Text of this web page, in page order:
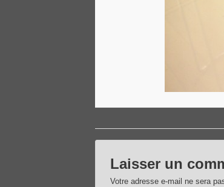
Laisser un
Votre adresse e-mail ne sera